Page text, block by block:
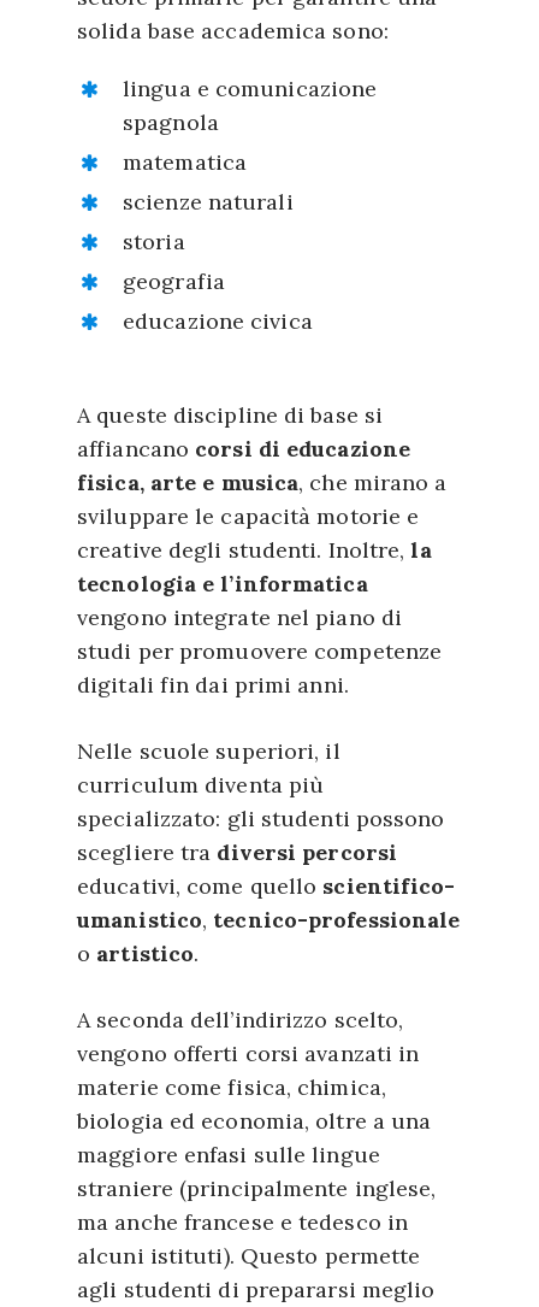
solida base accademica sono:
lingua e comunicazione
spagnola
matematica
scienze naturali
storia
geografia
educazione civica
A queste discipline di base si
affiancano corsi di educazione
fisica, arte e musica, che mirano a
sviluppare le capacità motorie e
creative degli studenti. Inoltre, la
tecnologia e l’informatica
vengono integrate nel piano di
studi per promuovere competenze
digitali fin dai primi anni.
Nelle scuole superiori, il
curriculum diventa più
specializzato: gli studenti possono
scegliere tra diversi percorsi
educativi, come quello scientifico-
umanistico, tecnico-professionale
o artistico.
A seconda dell’indirizzo scelto,
vengono offerti corsi avanzati in
materie come fisica, chimica,
biologia ed economia, oltre a una
maggiore enfasi sulle lingue
straniere (principalmente inglese,
ma anche francese e tedesco in
alcuni istituti). Questo permette
agli studenti di prepararsi meglio